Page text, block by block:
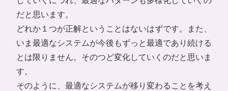
だと思います。
どれか１つが正解ということはないはずです。また、
いま最適なシステムが今後もずっと最適であり続ける
とは限りません。そのつど変化していくのだと思いま
す。
そのように、最適なシステムが移り変わることを考え